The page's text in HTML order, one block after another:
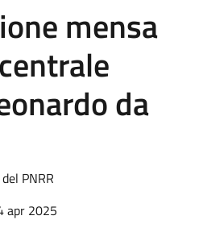
mensa
da
PNRR
apr 2025